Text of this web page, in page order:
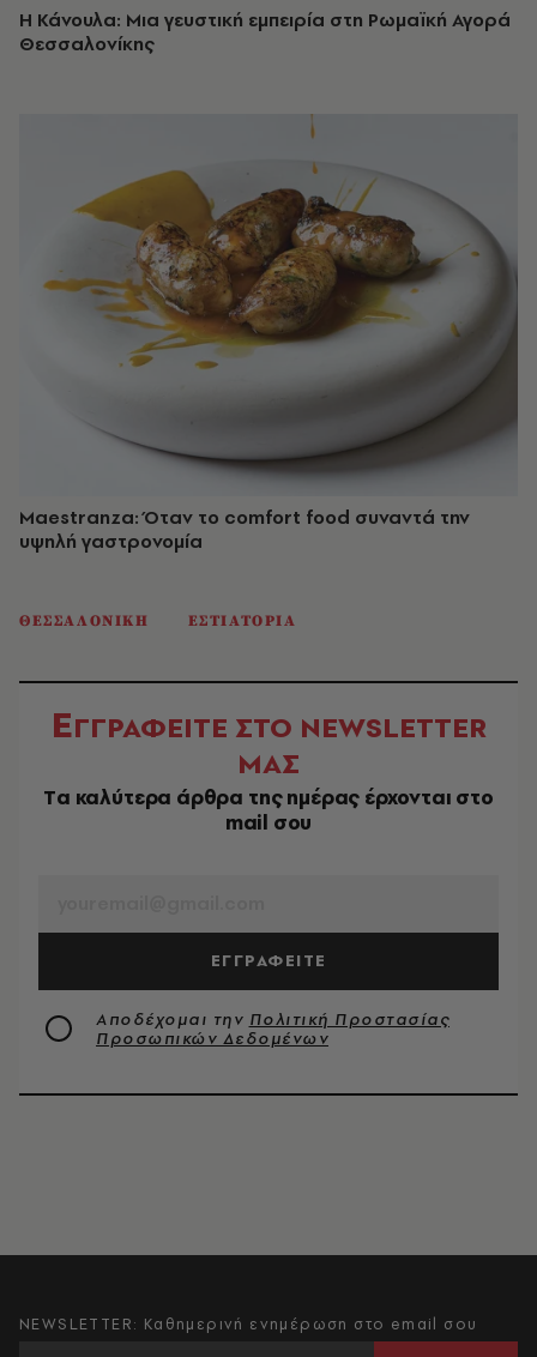
Η Κάνουλα: Μια γευστική εμπειρία στη Ρωμαϊκή Αγορά
Θεσσαλονίκης
Maestranza: Όταν το comfort food συναντά την
υψηλή γαστρονομία
ΘΕΣΣΑΛΟΝΙΚΗ ΕΣΤΙΑΤΟΡΙΑ
ΕΓΓΡΑΦΕΙΤΕ ΣΤΟ NEWSLETTER
ΜΑΣ
Tα καλύτερα άρθρα της ημέρας έρχονται στο
mail σου
ΕΓΓΡΑΦΕΙΤΕ
Αποδέχομαι την Πολιτική Προστασίας
Προσωπικών Δεδομένων
NEWSLETTER: Καθημερινή ενημέρωση στο email σου